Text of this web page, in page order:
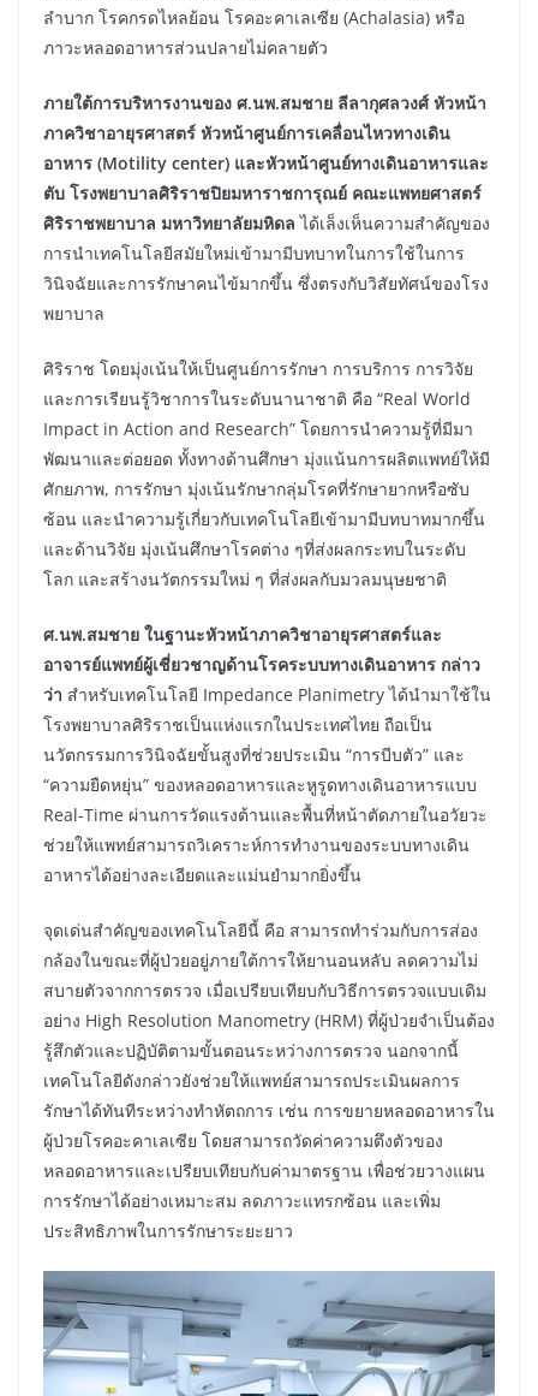
ลำบาก โรคกรดไหลย้อน โรคอะคาเลเซีย (Achalasia) หรือ
ภาวะหลอดอาหารส่วนปลายไม่คลายตัว
ภายใต้การบริหารงานของ ศ.นพ.สมชาย ลีลากุศลวงศ์ หัวหน้า
ภาควิชาอายุรศาสตร์ หัวหน้าศูนย์การเคลื่อนไหวทางเดิน
อาหาร (Motility center) และหัวหน้าศูนย์ทางเดินอาหารและ
ตับ โรงพยาบาลศิริราชปิยมหาราชการุณย์ คณะแพทยศาสตร์
ศิริราชพยาบาล มหาวิทยาลัยมหิดล ได้เล็งเห็นความสำคัญของ
การนำเทคโนโลยีสมัยใหม่เข้ามามีบทบาทในการใช้ในการ
วินิจฉัยและการรักษาคนไข้มากขึ้น ซึ่งตรงกับวิสัยทัศน์ของโรง
พยาบาล
ศิริราช โดยมุ่งเน้นให้เป็นศูนย์การรักษา การบริการ การวิจัย
และการเรียนรู้วิชาการในระดับนานาชาติ คือ “Real World
Impact in Action and Research” โดยการนำความรู้ที่มีมา
พัฒนาและต่อยอด ทั้งทางด้านศึกษา มุ่งแน้นการผลิตแพทย์ให้มี
ศักยภาพ, การรักษา มุ่งเน้นรักษากลุ่มโรคที่รักษายากหรือซับ
ซ้อน และนำความรู้เกี่ยวกับเทคโนโลยีเข้ามามีบทบาทมากขึ้น
และด้านวิจัย มุ่งเน้นศึกษาโรคต่าง ๆที่ส่งผลกระทบในระดับ
โลก และสร้างนวัตกรรมใหม่ ๆ ที่ส่งผลกับมวลมนุษยชาติ
ศ.นพ.สมชาย ในฐานะหัวหน้าภาควิชาอายุรศาสตร์และ
อาจารย์แพทย์ผู้เชี่ยวชาญด้านโรคระบบทางเดินอาหาร กล่าว
ว่า สำหรับเทคโนโลยี Impedance Planimetry ได้นำมาใช้ใน
โรงพยาบาลศิริราชเป็นแห่งแรกในประเทศไทย ถือเป็น
นวัตกรรมการวินิจฉัยขั้นสูงที่ช่วยประเมิน “การบีบตัว” และ
“ความยืดหยุ่น” ของหลอดอาหารและหูรูดทางเดินอาหารแบบ
Real-Time ผ่านการวัดแรงต้านและพื้นที่หน้าตัดภายในอวัยวะ
ช่วยให้แพทย์สามารถวิเคราะห์การทำงานของระบบทางเดิน
อาหารได้อย่างละเอียดและแม่นยำมากยิ่งขึ้น
จุดเด่นสำคัญของเทคโนโลยีนี้ คือ สามารถทำร่วมกับการส่อง
กล้องในขณะที่ผู้ป่วยอยู่ภายใต้การให้ยานอนหลับ ลดความไม่
สบายตัวจากการตรวจ เมื่อเปรียบเทียบกับวิธีการตรวจแบบเดิม
อย่าง High Resolution Manometry (HRM) ที่ผู้ป่วยจำเป็นต้อง
รู้สึกตัวและปฏิบัติตามขั้นตอนระหว่างการตรวจ นอกจากนี้
เทคโนโลยีดังกล่าวยังช่วยให้แพทย์สามารถประเมินผลการ
รักษาได้ทันทีระหว่างทำหัตถการ เช่น การขยายหลอดอาหารใน
ผู้ป่วยโรคอะคาเลเซีย โดยสามารถวัดค่าความตึงตัวของ
หลอดอาหารและเปรียบเทียบกับค่ามาตรฐาน เพื่อช่วยวางแผน
การรักษาได้อย่างเหมาะสม ลดภาวะแทรกซ้อน และเพิ่ม
ประสิทธิภาพในการรักษาระยะยาว